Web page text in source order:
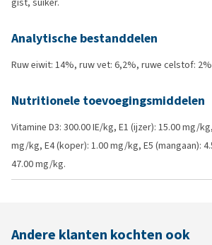
Analytische bestanddelen
Ruw eiwit: 14%, ruw vet: 6,2%, ruwe celstof:
Nutritionele toevoegingsmiddelen
Vitamine D3: 300.00 IE/kg, E1 (ijzer): 15.00 mg/
mg/kg, E4 (koper): 1.00 mg/kg, E5 (mangaan):
47.00 mg/kg.
Andere klanten kochten ook